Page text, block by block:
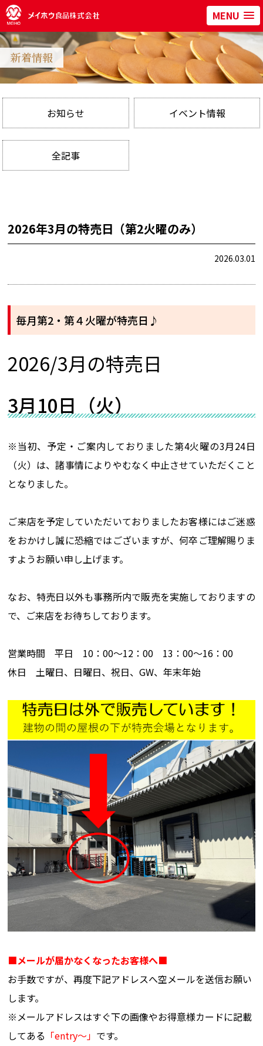
MENU
新着情報
お知らせ イベント情報
全記事
2026年3月の特売日（第2火曜のみ）
2026.03.01
毎月第2・第４火曜が特売日♪
2026/3月の特売日
3月10日（火）
※当初、予定・ご案内しておりました第4火曜の3月24日
（火）は、諸事情によりやむなく中止させていただくこと
となりました。
ご来店を予定していただいておりましたお客様にはご迷惑
をおかけし誠に恐縮ではございますが、何卒ご理解賜りま
すようお願い申し上げます。
なお、特売日以外も事務所内で販売を実施しておりますの
で、ご来店をお待ちしております。
営業時間 平日 10：00～12：00 13：00～16：00
休日 土曜日、日曜日、祝日、GW、年末年始
■メールが届かなくなったお客様へ■
お手数ですが、再度下記アドレスへ空メールを送信お願い
します。
※メールアドレスはすぐ下の画像やお得意様カードに記載
してある 「entry～」 です。